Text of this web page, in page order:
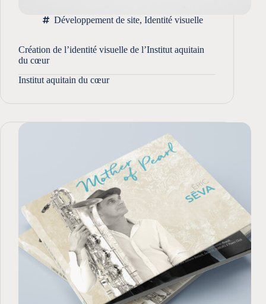
Développement de site, Identité visuelle
Création de l’identité visuelle de l’Institut aquitain
du cœur
Institut aquitain du cœur